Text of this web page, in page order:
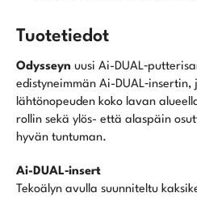
Tuotetiedot
Odysseyn uusi Ai-
edistyneimmän Ai-
lähtönopeuden koko lavan
rollin sekä ylös- että alaspäin
hyvän tuntuman.
Ai-DUAL‑insert
Tekoälyn avulla suunniteltu